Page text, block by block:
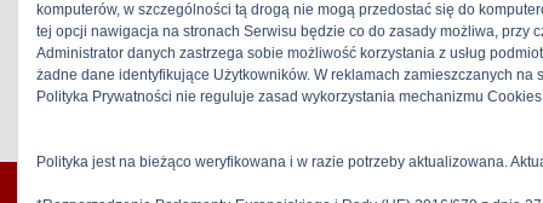
stereo-hifi> cassette decks>japanese
komputerów, w szczególności tą drogą nie mogą przedostać się do
tej opcji nawigacja na stronach Serwisu będzie co do zasady możliwa, przy
Administrator danych zastrzega sobie możliwość korzystania z usług
żadne dane identyfikujące Użytkowników. W reklamach zamieszczanych
Polityka Prywatności nie reguluje zasad wykorzystania mechanizmu
Polityka jest na bieżąco weryfikowana i w razie potrzeby aktualizowana.